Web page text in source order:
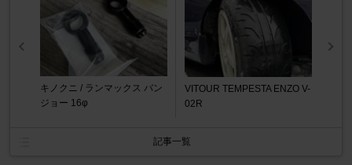
キノクニ / ランマックス バン
ジョー 16φ
VITOUR TEMPESTA ENZO V-
02R
記事一覧